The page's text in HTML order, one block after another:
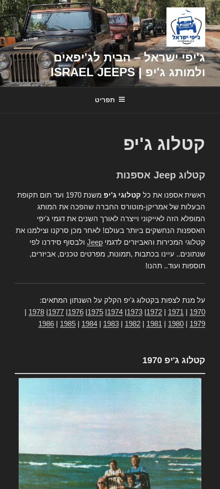
דילוג
לתוכן
ג'יפי ישראל – הבית לג'יפאים
ולמותג ג'יפ | ISRAEL JEEPS
תפריט
קטלוג ג'יפ
קטלוג Jeep אספנות
ראשית אספנו את כל קטלוגי ג'יפ
משנת 1970 ועד תום תקופת
הבעלות של אמריקן-מוטורס החברה שהפכה את המותג
המופלא הזה לאייקוני וייצרה לאורך השנים את דגמי ג'יפי
האספנות הנחשקים ביותר בעולם! לאחר מכן סרקנו וצילמנו את
קטלוגי המכירות והאביזרים לדגמי Jeep ולבסוף סידרנו לפי
שנתונים.. עיינו בכתבות ,תמונות, מפרטים טכנים, אביזרים,
תוספות ועוד.. תהנו!
על מנת לצפות בקטלוג ג'יפ הקלק על השנתון המתאים:
1970
1971
1972
1973
1974
1975
1976
1977
1978
1979
1980
1981
1982
1983
1984
1985
1986
קטלוג ג'יפ 1970